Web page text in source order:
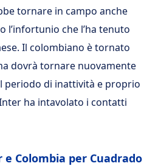
tornare in campo anche
l’infortunio che l’ha tenuto
Il colombiano è tornato
dovrà tornare nuovamente
periodo di inattività e proprio
ha intavolato i contatti
Colombia per Cuadrado